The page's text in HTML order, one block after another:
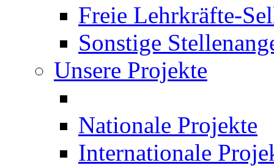
Freie Lehrkräfte-
Sonstige
Unsere Projekte
Nationale Projekte
Internationale